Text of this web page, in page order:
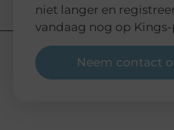
niet langer en
vandaag nog op
Neem contact